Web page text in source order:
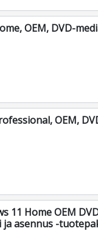
OEM, DVD-
OEM,
11 Home OEM
asennus -